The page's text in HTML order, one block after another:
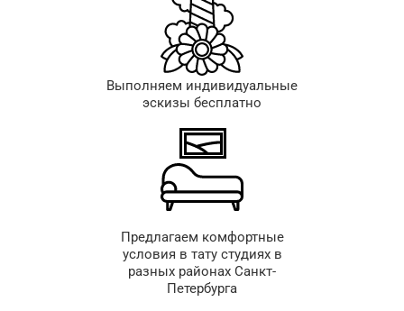
Выполняем индивидуальные
эскизы бесплатно
Предлагаем комфортные
условия в тату студиях в
разных районах Санкт-
Петербурга